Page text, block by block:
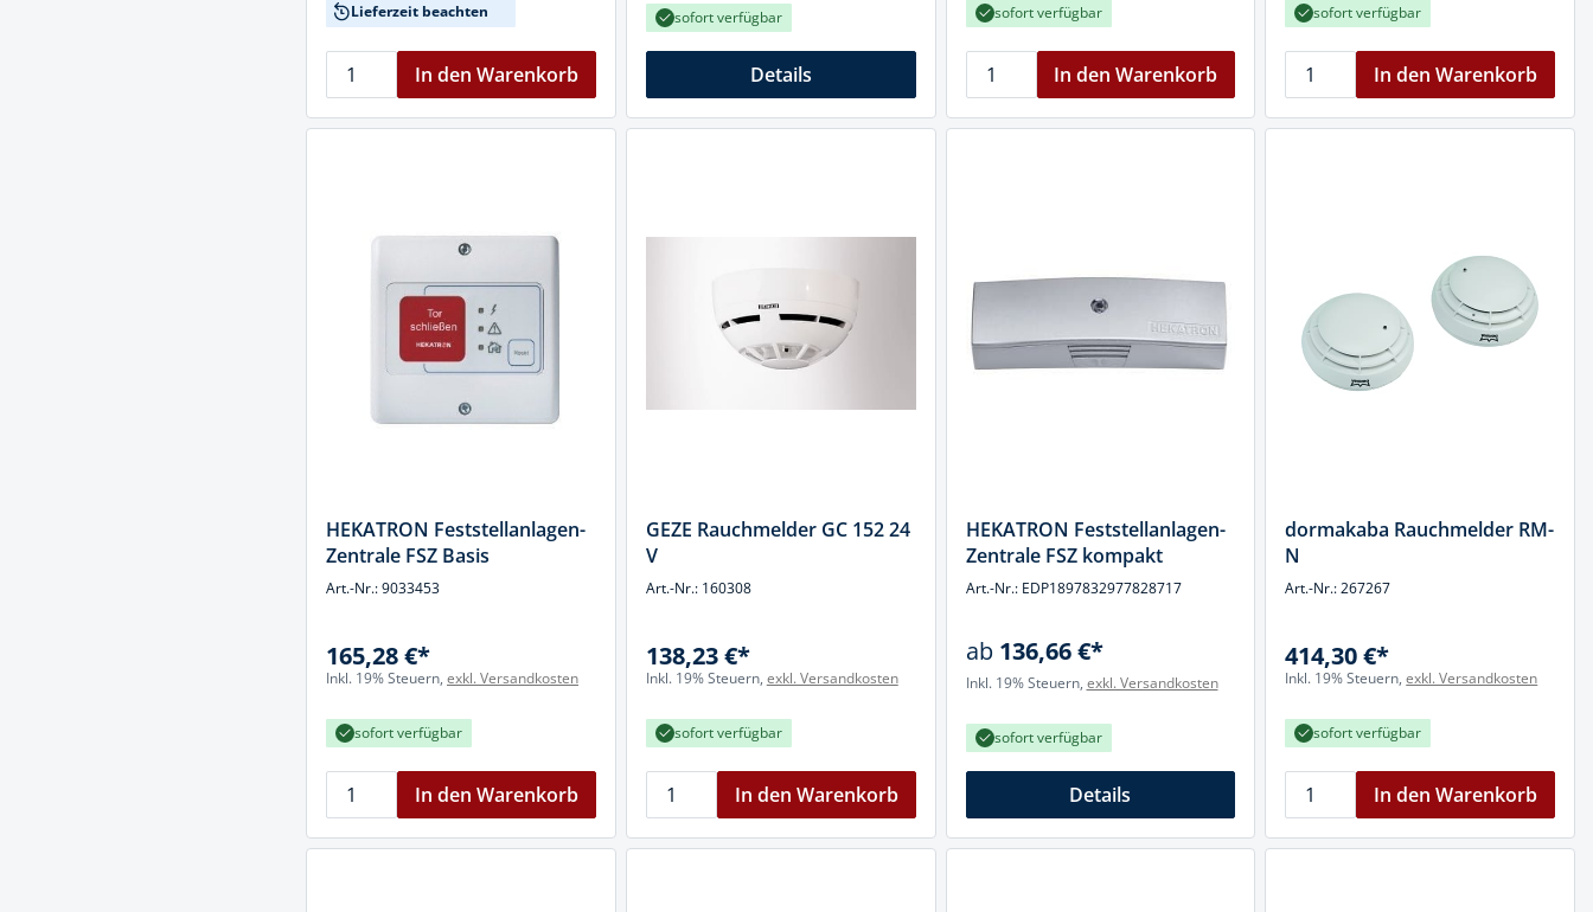
Lieferzeit beachten
In den Warenkorb
sofort verfügbar
Details
sofort verfügbar
In den Warenkorb
sofort verfügbar
In den Warenkorb
HEKATRON Feststellanlagen-
Zentrale FSZ Basis
Art.-Nr.: 9033453
165,28 €*
Inkl. 19% Steuern, exkl. Versandkosten
sofort verfügbar
In den Warenkorb
GEZE Rauchmelder GC 152 24
V
Art.-Nr.: 160308
138,23 €*
Inkl. 19% Steuern, exkl. Versandkosten
sofort verfügbar
In den Warenkorb
HEKATRON Feststellanlagen-
Zentrale FSZ kompakt
Art.-Nr.: EDP1897832977828717
ab 136,66 €*
Inkl. 19% Steuern, exkl. Versandkosten
sofort verfügbar
Details
dormakaba Rauchmelder RM-
N
Art.-Nr.: 267267
414,30 €*
Inkl. 19% Steuern,exkl. Versandkosten
sofort verfügbar
In den Warenkorb